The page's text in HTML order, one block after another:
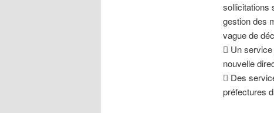
sollicitations
gestion des
vague de
 Un service
nouvelle
 Des
préfectures